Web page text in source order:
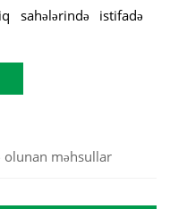
sahələrində istifadə
olunan məhsullar